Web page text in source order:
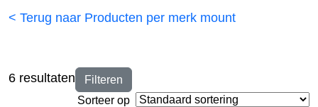
< Terug naar Producten per merk mount
Filteren
6 resultaten
Sorteer op